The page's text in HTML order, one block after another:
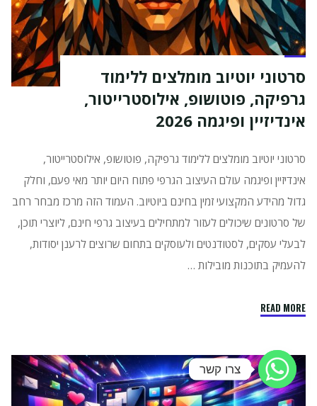
ועיצוב
גרפי
–
עמוק
למעצבים
UI
UX
סרטוני יוטיוב מומלצים ללימוד
גרפיקה, פוטושופ, אילוסטרייטור,
אינדיזיין ופיגמה 2026
סרטוני יוטיוב מומלצים ללימוד גרפיקה, פוטושופ, אילוסטרייטור,
אינדיזיין ופיגמה עולם העיצוב הגרפי פתוח היום יותר מאי פעם, וחלק
גדול מהידע המקצועי זמין בחינם ביוטיוב. העמוד הזה מרכז מבחר רחב
של סרטונים שיכולים לעזור למתחילים בעיצוב גרפי חינם, ליוצרי תוכן,
לבעלי עסקים, לסטודנטים ולעוסקים בתחום שרוצים לרענן יסודות,
להעמיק בתוכנות מובילות …
READ MORE
ללימוד
גרפיקה,
פוטושופ,
צרו קשר